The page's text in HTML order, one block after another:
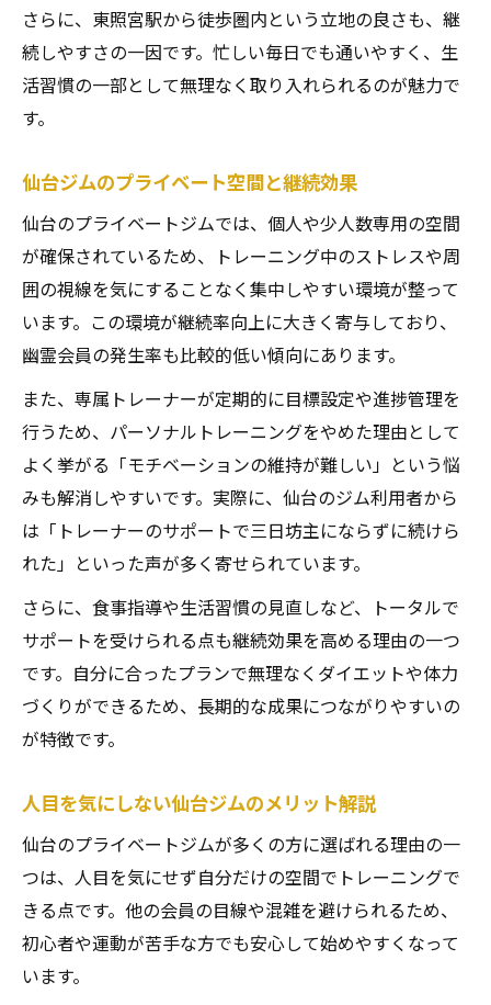
さらに、東照宮駅から徒歩圏内という立地の良さも、継
続しやすさの一因です。忙しい毎日でも通いやすく、生
活習慣の一部として無理なく取り入れられるのが魅力で
す。
仙台ジムのプライベート空間と継続効果
仙台のプライベートジムでは、個人や少人数専用の空間
が確保されているため、トレーニング中のストレスや周
囲の視線を気にすることなく集中しやすい環境が整って
います。この環境が継続率向上に大きく寄与しており、
幽霊会員の発生率も比較的低い傾向にあります。
また、専属トレーナーが定期的に目標設定や進捗管理を
行うため、パーソナルトレーニングをやめた理由として
よく挙がる「モチベーションの維持が難しい」という悩
みも解消しやすいです。実際に、仙台のジム利用者から
は「トレーナーのサポートで三日坊主にならずに続けら
れた」といった声が多く寄せられています。
さらに、食事指導や生活習慣の見直しなど、トータルで
サポートを受けられる点も継続効果を高める理由の一つ
です。自分に合ったプランで無理なくダイエットや体力
づくりができるため、長期的な成果につながりやすいの
が特徴です。
人目を気にしない仙台ジムのメリット解説
仙台のプライベートジムが多くの方に選ばれる理由の一
つは、人目を気にせず自分だけの空間でトレーニングで
きる点です。他の会員の目線や混雑を避けられるため、
初心者や運動が苦手な方でも安心して始めやすくなって
います。